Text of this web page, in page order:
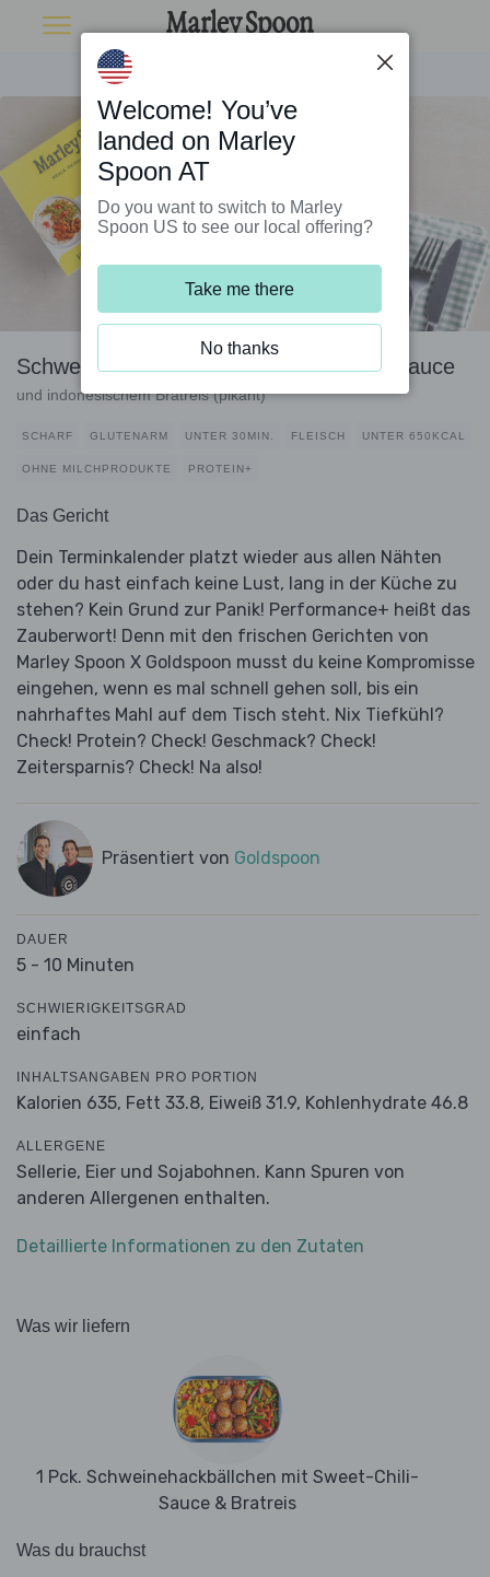
Schweinehackbällchen mit Sweet-Chili-Sauce
und indonesischem Bratreis (pikant)
SCHARF GLUTENARM UNTER 30MIN. FLEISCH UNTER 650KCAL
OHNE MILCHPRODUKTE PROTEIN+
Das Gericht
Dein Terminkalender platzt wieder aus allen Nähten
oder du hast einfach keine Lust, lang in der Küche zu
stehen? Kein Grund zur Panik! Performance+ heißt das
Zauberwort! Denn mit den frischen Gerichten von
Marley Spoon X Goldspoon musst du keine Kompromisse
eingehen, wenn es mal schnell gehen soll, bis ein
nahrhaftes Mahl auf dem Tisch steht. Nix Tiefkühl?
Check! Protein? Check! Geschmack? Check!
Zeitersparnis? Check! Na also!
Präsentiert von Goldspoon
DAUER
5 - 10 Minuten
SCHWIERIGKEITSGRAD
einfach
INHALTSANGABEN PRO PORTION
Kalorien 635, Fett 33.8, Eiweiß 31.9, Kohlenhydrate 46.8
ALLERGENE
Sellerie, Eier und Sojabohnen. Kann Spuren von
anderen Allergenen enthalten.
Detaillierte Informationen zu den Zutaten
Was wir liefern
1 Pck. Schweinehackbällchen mit Sweet-Chili-
Sauce & Bratreis
Was du brauchst
Welcome! You’ve
landed on Marley
Spoon AT
Do you want to switch to Marley
Spoon US to see our local offering?
Take me there
No thanks